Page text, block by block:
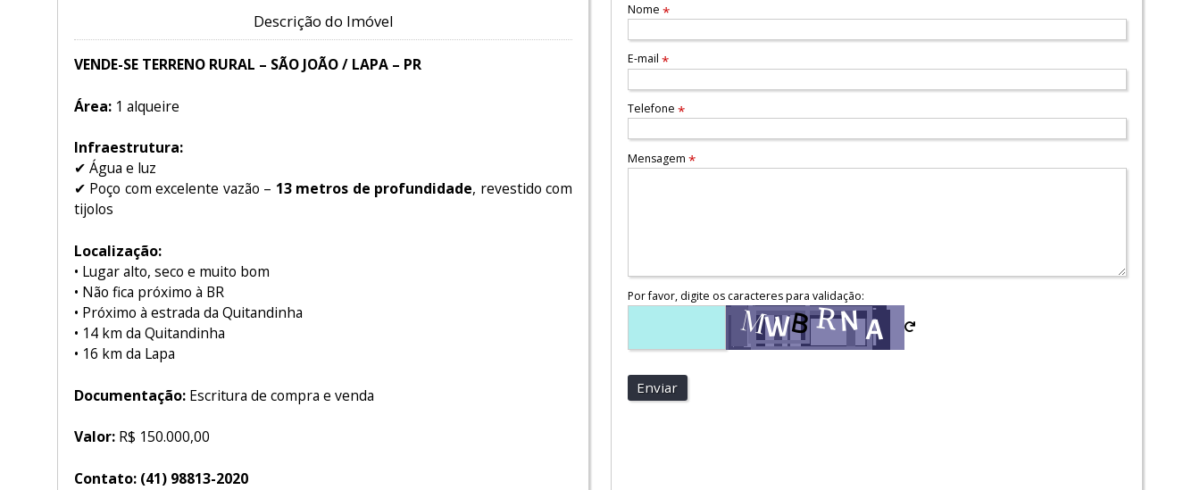
Descrição do Imóvel
VENDE-SE TERRENO RURAL – SÃO JOÃO / LAPA – PR
Área:1 alqueire
Infraestrutura:
✔ Água e luz
✔ Poço com excelente vazão – 13 metros de profundidade, revestido com
tijolos
Localização:
• Lugar alto, seco e muito bom
• Não fica próximo à BR
• Próximo à estrada da Quitandinha
• 14 km da Quitandinha
• 16 km da Lapa
Documentação:Escritura de compra e venda
Valor:R$ 150.000,00
Contato: (41) 98813-2020
Nome *
E-mail *
Telefone *
Mensagem *
Por favor, digite os caracteres para validação:
Enviar